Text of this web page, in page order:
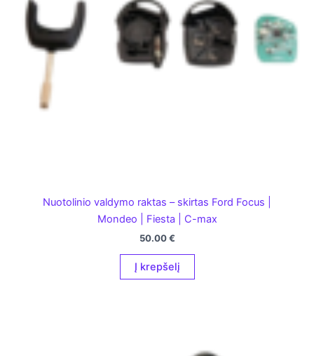
Nuotolinio valdymo raktas – skirtas Ford Focus |
Mondeo | Fiesta | C-max
50.00€
Į krepšelį